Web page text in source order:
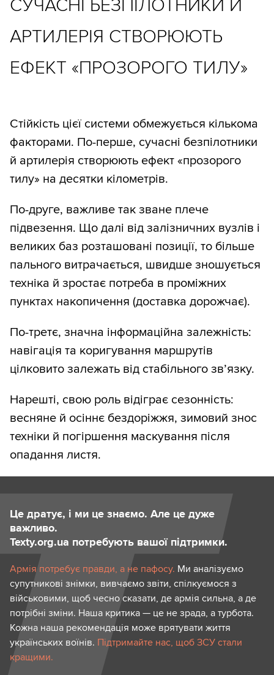
СУЧАСНІ БЕЗПІЛОТНИКИ Й
АРТИЛЕРІЯ СТВОРЮЮТЬ
ЕФЕКТ «ПРОЗОРОГО ТИЛУ»
Стійкість цієї системи обмежується кількома
факторами. По-перше, сучасні безпілотники
й артилерія створюють ефект «прозорого
тилу» на десятки кілометрів.
По-друге, важливе так зване плече
підвезення. Що далі від залізничних вузлів і
великих баз розташовані позиції, то більше
пального витрачається, швидше зношується
техніка й зростає потреба в проміжних
пунктах накопичення (доставка дорожчає).
По-третє, значна інформаційна залежність:
навігація та коригування маршрутів
цілковито залежать від стабільного зв’язку.
Нарешті, свою роль відіграє сезонність:
весняне й осіннє бездоріжжя, зимовий знос
техніки й погіршення маскування після
опадання листя.
Це дратує, і ми це знаємо. Але це дуже
важливо.
Texty.org.ua потребують вашої підтримки.
Армія потребує правди, а не пафосу. Ми аналізуємо
супутникові знімки, вивчаємо звіти, спілкуємося з
військовими, щоб чесно сказати, де армія сильна, а де
потрібні зміни. Наша критика — це не зрада, а турбота.
Кожна наша рекомендація може врятувати життя
українських воїнів. Підтримайте нас, щоб ЗСУ стали
кращими.